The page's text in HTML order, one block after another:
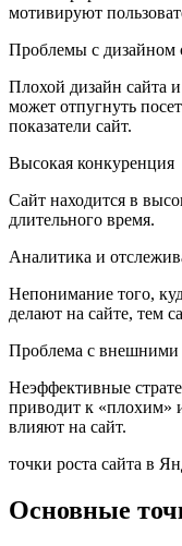
мотивируют
Проблемы с дизайном
Плохой дизайн сайта
может отпугнуть
показатели сайт.
Высокая конкуренция
Сайт находится в
длительного время.
Аналитика и
Непонимание того,
делают на сайте, тем
Проблема с внешними
Неэффективные
приводит к «плохим»
влияют на сайт.
точки роста сайта в
Основные